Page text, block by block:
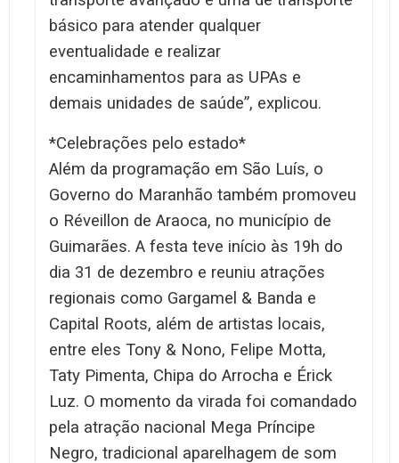
básico para atender qualquer
eventualidade e realizar
encaminhamentos para as UPAs e
demais unidades de saúde”, explicou.
*Celebrações pelo estado*
Além da programação em São Luís, o
Governo do Maranhão também promoveu
o Réveillon de Araoca, no município de
Guimarães. A festa teve início às 19h do
dia 31 de dezembro e reuniu atrações
regionais como Gargamel & Banda e
Capital Roots, além de artistas locais,
entre eles Tony & Nono, Felipe Motta,
Taty Pimenta, Chipa do Arrocha e Érick
Luz. O momento da virada foi comandado
pela atração nacional Mega Príncipe
Negro, tradicional aparelhagem de som